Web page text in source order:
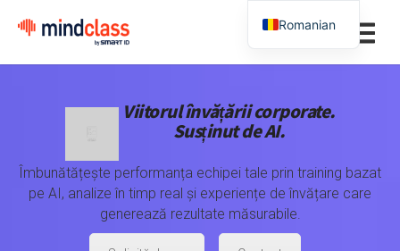
Viitorul învățării corporate.
Susținut de AI.
Îmbunătățește performanța echipei tale prin training bazat
pe AI, analize în timp real și experiențe de învățare care
generează rezultate măsurabile.
Romanian